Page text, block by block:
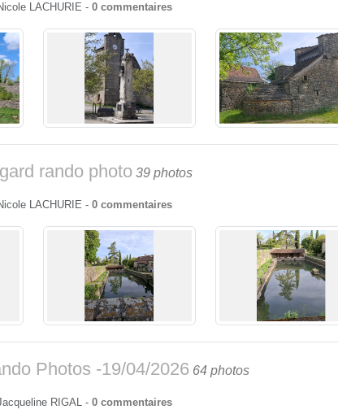
LACHURIE - 0 commentaires
rando photo 39 photos
LACHURIE - 0 commentaires
Photos -19/04/2026 64 photos
RIGAL - 0 commentaires